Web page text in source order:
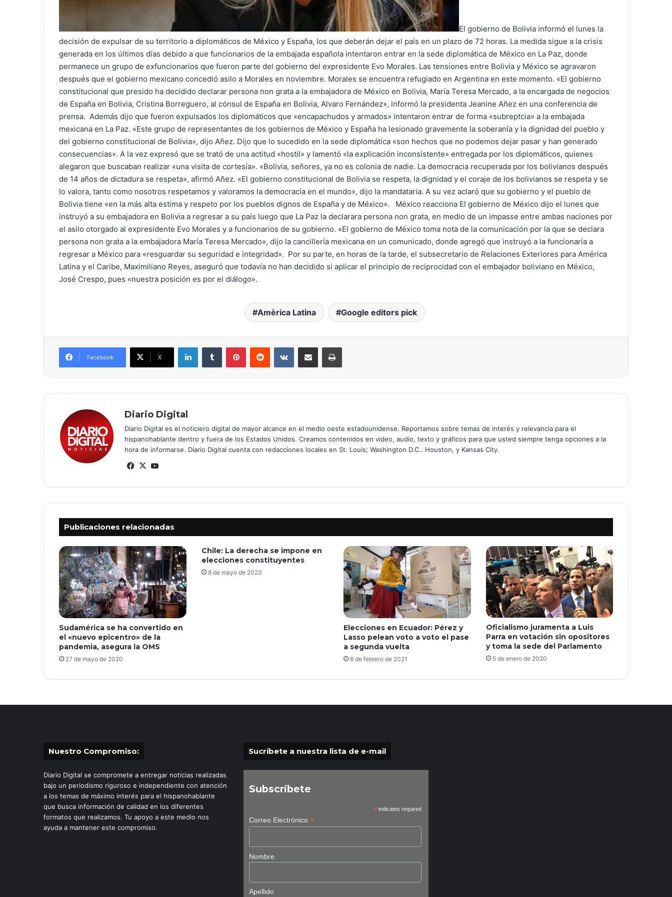
El gobierno de Bolivia informó el lunes la
decisión de expulsar de su territorio a diplomáticos de México y España, los que deberán dejar el país en un plazo de 72 horas. La medida sigue a la crisis
generada en los últimos días debido a que funcionarios de la embajada española intentaron entrar en la sede diplomática de México en La Paz, donde
permanece un grupo de exfuncionarios que fueron parte del gobierno del expresidente Evo Morales. Las tensiones entre Bolivia y México se agravaron
después que el gobierno mexicano concedió asilo a Morales en noviembre. Morales se encuentra refugiado en Argentina en este momento. «El gobierno
constitucional que presido ha decidido declarar persona non grata a la embajadora de México en Bolivia, María Teresa Mercado, a la encargada de negocios
de España en Bolivia, Cristina Borreguero, al cónsul de España en Bolivia, Alvaro Fernández», informó la presidenta Jeanine Añez en una conferencia de
prensa. Además dijo que fueron expulsados los diplomáticos que «encapachudos y armados» intentaron entrar de forma «subreptcia» a la embajada
mexicana en La Paz. «Este grupo de representantes de los gobiernos de México y España ha lesionado gravemente la soberanía y la dignidad del pueblo y
del gobierno constitucional de Bolivia», dijo Añez. Dijo que lo sucedido en la sede diplomática «son hechos que no podemos dejar pasar y han generado
consecuencias». A la vez expresó que se trató de una actitud «hostil» y lamentó «la explicación inconsistente» entregada por los diplomáticos, quienes
alegaron que buscaban realizar «una visita de cortesía». «Bolivia, señores, ya no es colonia de nadie. La democracia recuperada por los bolivianos después
de 14 años de dictadura se respeta», afirmó Añez. «El gobierno constitucional de Bolivia se respeta, la dignidad y el coraje de los bolivianos se respeta y se
lo valora, tanto como nosotros respetamos y valoramos la democracia en el mundo», dijo la mandataria. A su vez aclaró que su gobierno y el pueblo de
Bolivia tiene «en la más alta estima y respeto por los pueblos dignos de España y de México». México reacciona El gobierno de México dijo el lunes que
instruyó a su embajadora en Bolivia a regresar a su país luego que La Paz la declarara persona non grata, en medio de un impasse entre ambas naciones por
el asilo otorgado al expresidente Evo Morales y a funcionarios de su gobierno. «El gobierno de México toma nota de la comunicación por la que se declara
persona non grata a la embajadora María Teresa Mercado», dijo la cancillería mexicana en un comunicado, donde agregó que instruyó a la funcionaria a
regresar a México para «resguardar su seguridad e integridad». Por su parte, en horas de la tarde, el subsecretario de Relaciones Exteriores para América
Latina y el Caribe, Maximiliano Reyes, aseguró que todavía no han decidido si aplicar el principio de reciprocidad con el embajador boliviano en México,
José Crespo, pues «nuestra posición es por el diálogo».
Amèrica Latina Google editors pick
Facebook X
Diario Digital
Diario Digital es el noticiero digital de mayor alcance en el medio oeste estadounidense. Reportamos sobre temas de interés y relevancia para el
hispanohablante dentro y fuera de los Estados Unidos. Creamos contenidos en video, audio, texto y gráficos para que usted siempre tenga opciones a la
hora de informarse. Diario Digital cuenta con redacciones locales en St. Louis; Washington D.C.. Houston, y Kansas City.
Fa
bo
ok
X
ub
e
Publicaciones relacionadas
Sudamérica se ha convertido en
el «nuevo epicentro» de la
pandemia, asegura la OMS
27 de mayo de 2020
Chile: La derecha se impone en
elecciones constituyentes
8 de mayo de 2023
Elecciones en Ecuador: Pérez y
Lasso pelean voto a voto el pase
a segunda vuelta
8 de febrero de 2021
Oficialismo juramenta a Luis
Parra en votación sin opositores
y toma la sede del Parlamento
5 de enero de 2020
Nuestro Compromiso:
Diario Digital se compromete a entregar noticias realizadas
bajo un periodismo riguroso e independiente con atención
a los temas de máximo interés para el hispanohablante
que busca información de calidad en los diferentes
formatos que realizamos. Tu apoyo a este medio nos
ayuda a mantener este compromiso.
Sucríbete a nuestra lista de e-mail
Subscríbete
* indicates required
Correo Electrónico*
Nombre
Apellido